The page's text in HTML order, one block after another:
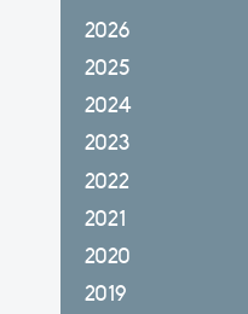
2026
2025
2024
2023
2022
2021
2020
2019